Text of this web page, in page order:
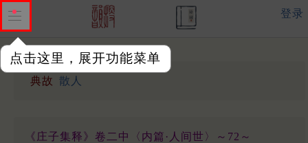
点击这里，展开功能菜单
登录
典故 散人
《庄子集释》卷二中〈内篇·人间世〉～72～